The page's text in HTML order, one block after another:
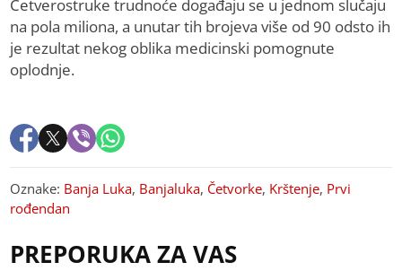
Četverostruke trudnoće događaju se u jednom slučaju
na pola miliona, a unutar tih brojeva više od 90 odsto ih
je rezultat nekog oblika medicinski pomognute
oplodnje.
Oznake: Banja Luka, Banjaluka, Četvorke, Krštenje, Prvi
rođendan
PREPORUKA ZA VAS